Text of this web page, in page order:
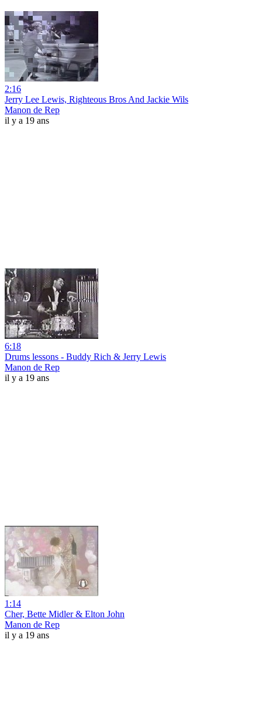
2:16
Jerry Lee Lewis, Righteous Bros And Jackie Wils
Manon de Rep
il y a 19 ans
6:18
Drums lessons - Buddy Rich & Jerry Lewis
Manon de Rep
il y a 19 ans
1:14
Cher, Bette Midler & Elton John
Manon de Rep
il y a 19 ans